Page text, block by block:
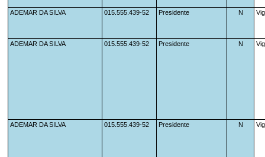
ADEMAR DA SILVA 015.555.439-52 Presidente N
ADEMAR DA SILVA 015.555.439-52 Presidente N
ADEMAR DA SILVA 015.555.439-52 Presidente N